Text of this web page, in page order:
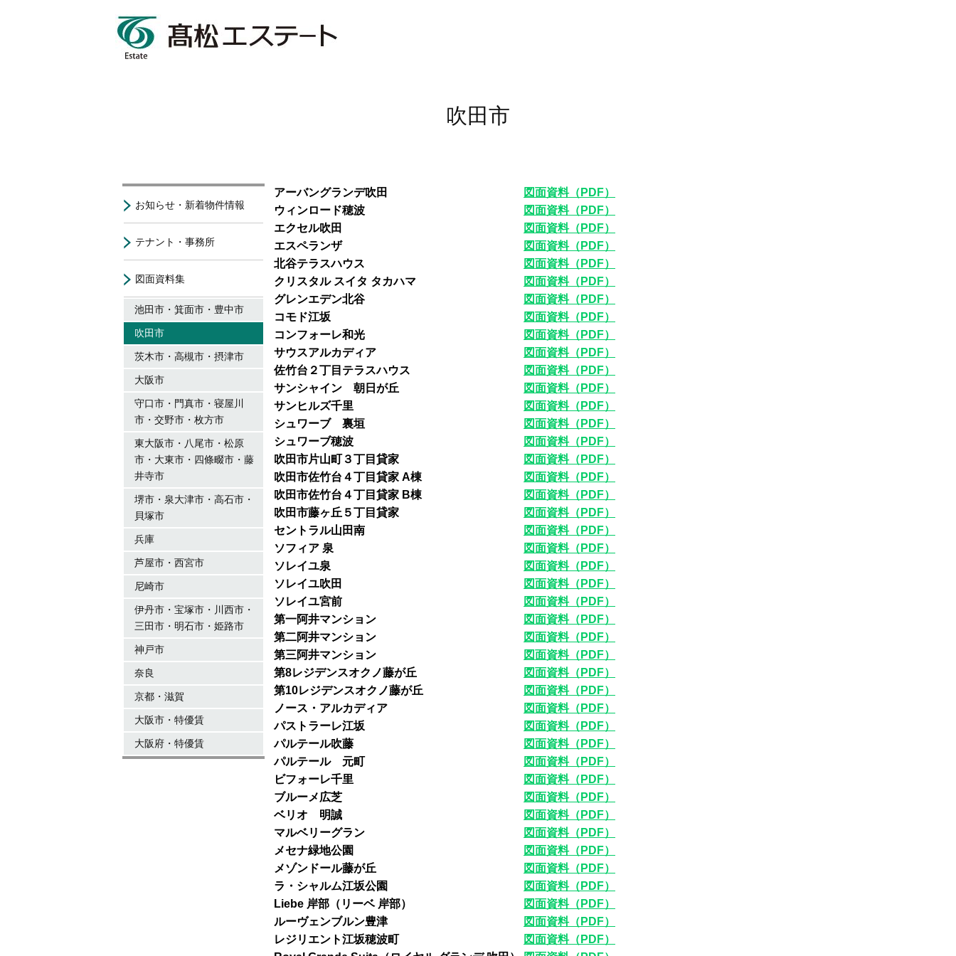
吹田市
お知らせ・新着物件情報
テナント・事務所
図面資料集
池田市・箕面市・豊中市
吹田市
茨木市・高槻市・摂津市
大阪市
守口市・門真市・寝屋川
市・交野市・枚方市
東大阪市・八尾市・松原
市・大東市・四條畷市・藤
井寺市
堺市・泉大津市・高石市・
貝塚市
兵庫
芦屋市・西宮市
尼崎市
伊丹市・宝塚市・川西市・
三田市・明石市・姫路市
神戸市
奈良
京都・滋賀
大阪市・特優賃
大阪府・特優賃
アーバングランデ吹田
図面資料（PDF）
ウィンロード穂波
図面資料（PDF）
エクセル吹田
図面資料（PDF）
エスペランザ
図面資料（PDF）
北谷テラスハウス
図面資料（PDF）
クリスタル スイタ タカハマ
図面資料（PDF）
グレンエデン北谷
図面資料（PDF）
コモド江坂
図面資料（PDF）
コンフォーレ和光
図面資料（PDF）
サウスアルカディア
図面資料（PDF）
佐竹台２丁目テラスハウス
図面資料（PDF）
サンシャイン 朝日が丘
図面資料（PDF）
サンヒルズ千里
図面資料（PDF）
シュワーブ 裏垣
図面資料（PDF）
シュワーブ穂波
図面資料（PDF）
吹田市片山町３丁目貸家
図面資料（PDF）
吹田市佐竹台４丁目貸家 A棟
図面資料（PDF）
吹田市佐竹台４丁目貸家 B棟
図面資料（PDF）
吹田市藤ヶ丘５丁目貸家
図面資料（PDF）
セントラル山田南
図面資料（PDF）
ソフィア 泉
図面資料（PDF）
ソレイユ泉
図面資料（PDF）
ソレイユ吹田
図面資料（PDF）
ソレイユ宮前
図面資料（PDF）
第一阿井マンション
図面資料（PDF）
第二阿井マンション
図面資料（PDF）
第三阿井マンション
図面資料（PDF）
第8レジデンスオクノ藤が丘
図面資料（PDF）
第10レジデンスオクノ藤が丘
図面資料（PDF）
ノース・アルカディア
図面資料（PDF）
パストラーレ江坂
図面資料（PDF）
パルテール吹藤
図面資料（PDF）
パルテール 元町
図面資料（PDF）
ビフォーレ千里
図面資料（PDF）
ブルーメ広芝
図面資料（PDF）
ベリオ 明誠
図面資料（PDF）
マルベリーグラン
図面資料（PDF）
メセナ緑地公園
図面資料（PDF）
メゾンドール藤が丘
図面資料（PDF）
ラ・シャルム江坂公園
図面資料（PDF）
Liebe 岸部（リーベ 岸部）
図面資料（PDF）
ルーヴェンブルン豊津
図面資料（PDF）
レジリエント江坂穂波町
図面資料（PDF）